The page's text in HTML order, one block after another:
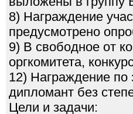
8) Награждение
предусмотрено
9) В свободное от
оргкомитета,
12) Награждение
дипломант без
Цели и задачи: